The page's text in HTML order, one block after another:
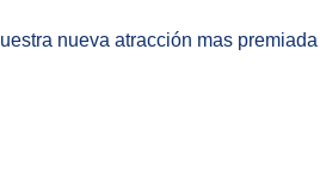
nueva atracción mas premiada